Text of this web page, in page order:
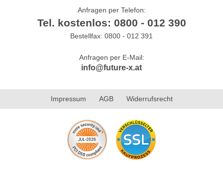
Anfragen per Telefon:
Tel. kostenlos: 0800 - 012 390
Bestellfax: 0800 - 012 391
Anfragen per E-Mail:
info@future-x.at
Impressum AGB Widerrufsrecht